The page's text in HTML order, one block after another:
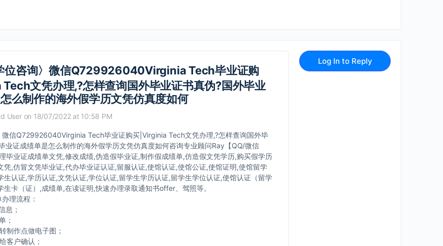
位咨询〉微信Q729926040Virginia Tech毕业证购
文凭办理,?怎样查询国外毕业证书真伪?国外毕业
么制作的海外假学历文凭仿真度如何
User on 18/07/2022 at 10:58 PM
微信Q729926040Virginia Tech毕业证购买|Virginia Tech文凭办理,?怎样查询国外毕
业证成绩单是怎么制作的海外假学历文凭仿真度如何咨询专业顾问Ray【QQ/微信
毕业证成绩单文凭,修改成绩,伪造假毕业证,制作假成绩单,仿造假文凭学历,购买假学历
凭,仿冒文凭毕业证,代办毕业证认证,留服认证,使馆认证,使馆公证,使馆证明,使馆留学
生认证,学历认证,文凭认证,学位认证,留学生学历认证,留学生学位认证,使馆认证（留学
生卡（证）,成绩单,在读证明,快速办理录取通知书offer、驾照等。
理流程：
息；
；
制作点做电子图；
客户确认；
Log In to Reply